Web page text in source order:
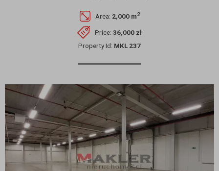
Area: 2,000 m2
Price: 36,000 zł
Property Id: MKL 237